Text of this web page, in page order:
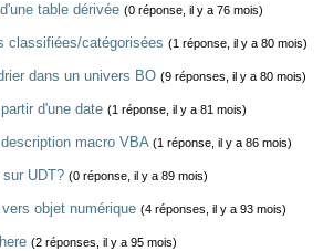
table dérivée (0 réponse, il y a 76 mois)
classifiées/catégorisées (1 réponse, il y a 80 mois)
dans un univers BO (9 réponses, il y a 80 mois)
d'une date (1 réponse, il y a 81 mois)
macro VBA (1 réponse, il y a 86 mois)
UDT? (0 réponse, il y a 89 mois)
objet numérique (4 réponses, il y a 93 mois)
(2 réponses, il y a 95 mois)